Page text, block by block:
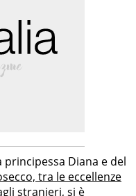
principessa Diana e del
tra le eccellenze
stranieri, si è